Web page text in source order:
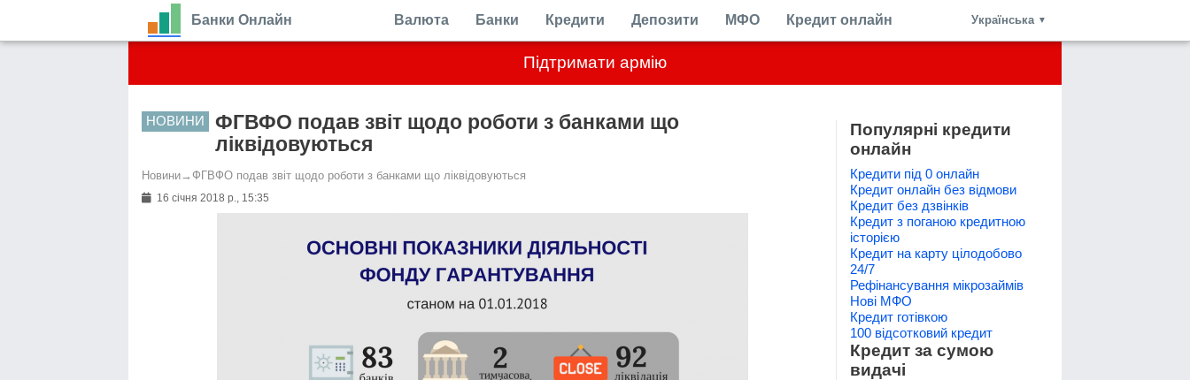
Підтримати армію
Банки Онлайн Валюта Банки Кредити Депозити МФО Кредит онлайн Українська ▼
НОВИНИ
ФГВФО подав звіт щодо роботи з банками що
ліквідовуються
Новини→ ФГВФО подав звіт щодо роботи з банками що ліквідовуються
16 січня 2018 р., 15:35
Популярні кредити
онлайн
Кредити під 0 онлайн
Кредит онлайн без відмови
Кредит без дзвінків
Кредит з поганою кредитною
історією
Кредит на карту цілодобово
24/7
Рефінансування мікрозаймів
Нові МФО
Кредит готівкою
100 відсотковий кредит
Кредит за сумою
видачі